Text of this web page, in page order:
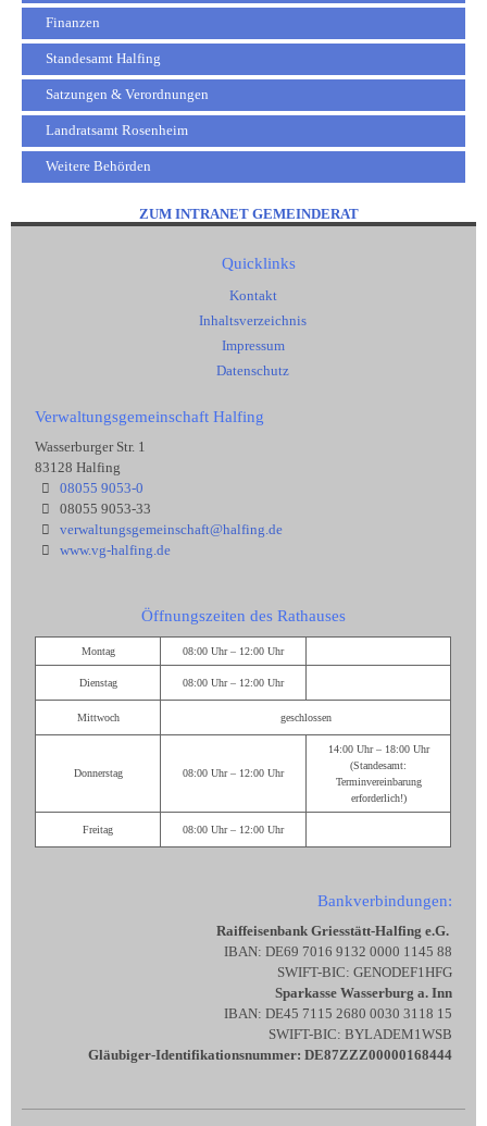
Finanzen
Standesamt Halfing
Satzungen & Verordnungen
Landratsamt Rosenheim
Weitere Behörden
ZUM INTRANET GEMEINDERAT
Quicklinks
Kontakt
Inhaltsverzeichnis
Impressum
Datenschutz
Verwaltungsgemeinschaft Halfing
Wasserburger Str. 1
83128 Halfing
08055 9053-0
08055 9053-33
verwaltungsgemeinschaft@halfing.de
www.vg-halfing.de
Öffnungszeiten des Rathauses
Montag 08:00 Uhr – 12:00 Uhr
Dienstag 08:00 Uhr – 12:00 Uhr
Mittwoch geschlossen
Donnerstag 08:00 Uhr – 12:00 Uhr
14:00 Uhr – 18:00 Uhr
(Standesamt:
Terminvereinbarung
erforderlich!)
Freitag 08:00 Uhr – 12:00 Uhr
Bankverbindungen:
Raiffeisenbank Griesstätt-Halfing e.G.
IBAN: DE69 7016 9132 0000 1145 88
SWIFT-BIC: GENODEF1HFG
Sparkasse Wasserburg a. Inn
IBAN: DE45 7115 2680 0030 3118 15
SWIFT-BIC: BYLADEM1WSB
Gläubiger-Identifikationsnummer: DE87ZZZ00000168444